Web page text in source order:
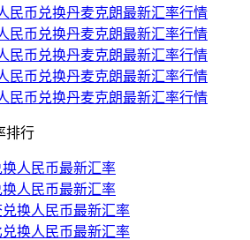
民币兑换丹麦克朗最新汇率行情
民币兑换丹麦克朗最新汇率行情
民币兑换丹麦克朗最新汇率行情
民币兑换丹麦克朗最新汇率行情
民币兑换丹麦克朗最新汇率行情
排行
人民币最新汇率
人民币最新汇率
换人民币最新汇率
换人民币最新汇率